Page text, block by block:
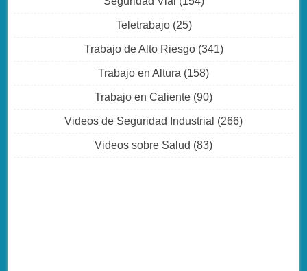
Teletrabajo(25)
Trabajo de Alto Riesgo(341)
Trabajo en Altura (158)
Trabajo en Caliente (90)
Videos de Seguridad Industrial (266)
Videos sobre Salud (83)